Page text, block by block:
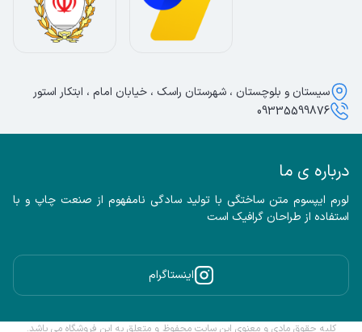
درباره ی ما
استفاده از طراحان گرافیک است
اینستاگرام
سیستان و بلوچستان ، شهرستان راسک ، خیابان امام ، ابتکار استور
09335599876
کلیه حقوق مادی و معنوی این سایت محفوظ و متعلق به این فروشگاه می باشد.